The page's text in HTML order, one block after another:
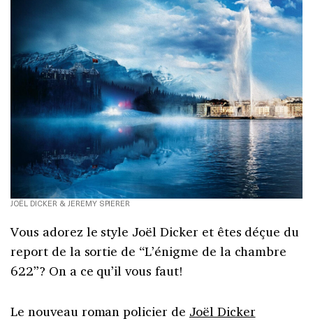
JOËL DICKER & JEREMY SPIERER
Vous adorez le style Joël Dicker et êtes déçue du
report de la sortie de “L’énigme de la chambre
622”? On a ce qu’il vous faut!
Le nouveau roman policier de Joël Dicker